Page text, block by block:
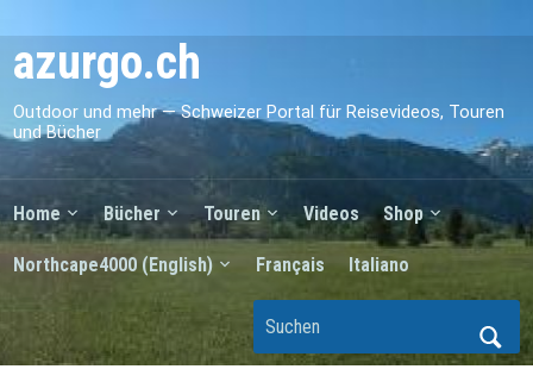
azurgo.ch
Outdoor und mehr — Schweizer Portal für Reisevideos, Touren
und Bücher
Home Bücher Touren Videos Shop
Northcape4000 (English) Français Italiano